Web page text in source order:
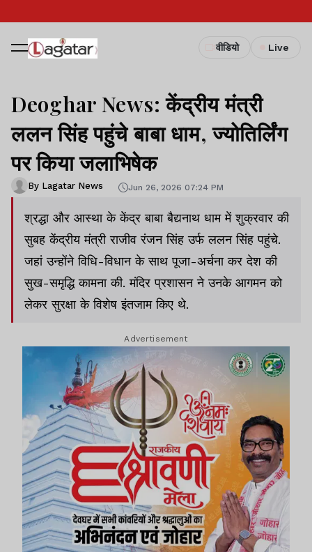
वीडियो Live
Deoghar News: केंद्रीय मंत्री
ललन सिंह पहुंचे बाबा धाम, ज्योतिर्लिंग
पर किया जलाभिषेक
By Lagatar News Jun 26, 2026 07:24 PM
श्रद्धा और आस्था के केंद्र बाबा बैद्यनाथ धाम में शुक्रवार की
सुबह केंद्रीय मंत्री राजीव रंजन सिंह उर्फ ललन सिंह पहुंचे.
जहां उन्होंने विधि-विधान के साथ पूजा-अर्चना कर देश की
सुख-समृद्धि कामना की. मंदिर प्रशासन ने उनके आगमन को
लेकर सुरक्षा के विशेष इंतजाम किए थे.
Advertisement